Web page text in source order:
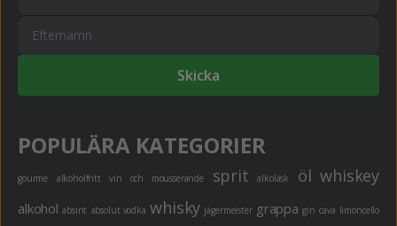
Skicka
POPULÄRA KATEGORIER
gourme alkoholfritt vin och mousserande sprit alkoläsk öl whiskey
alkohol absint absolut vodka whisky jägermeister grappa gin cava limoncello